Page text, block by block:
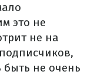
это не
не на
не очень